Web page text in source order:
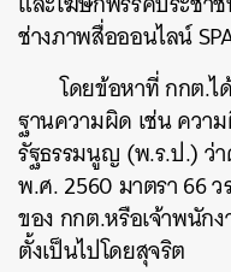
ช่างภาพสื่อออนไลน์
โดยข้อหาที่ กกต.
ฐานความผิด เช่น คว
รัฐธรรมนูญ (พ.ร.ป.) ว่
พ.ศ. 2560 มาตรา 66
ของ กกต.หรือเจ้าพนักง
ตั้งเป็นไปโดยสุจริต